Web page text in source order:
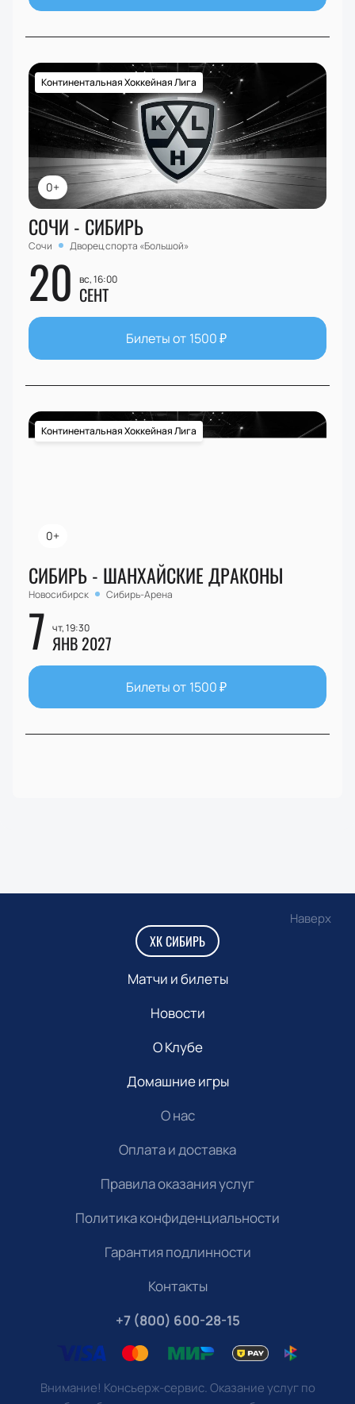
0+
Континентальная Хоккейная Лига
СОЧИ - СИБИРЬ
Сочи Дворец спорта «Большой»
20 вс, 16:00
СЕНТ
Билеты от 1500₽
0+
Континентальная Хоккейная Лига
СИБИРЬ - ШАНХАЙСКИЕ ДРАКОНЫ
Новосибирск Сибирь-Арена
7 чт, 19:30
ЯНВ 2027
Билеты от 1500₽
Наверх
ХК СИБИРЬ
Матчи и билеты
Новости
О Клубе
Домашние игры
О нас
Оплата и доставка
Правила оказания услуг
Политика конфиденциальности
Гарантия подлинности
Контакты
+7 (800) 600-28-15
Внимание! Консьерж-сервис. Оказание услуг по